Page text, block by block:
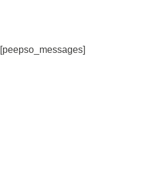
[peepso_messages]